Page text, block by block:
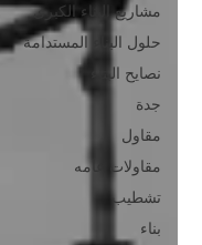
مشاريع البناء الكبرى
حلول البناء المستدامة
نصايح البناء
جدة
مقاول
مقاولات عامه
تشطيب
بناء